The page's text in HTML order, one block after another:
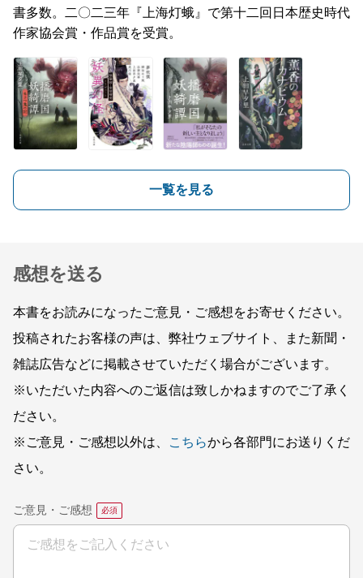
書多数。二〇二三年『上海灯蛾』で第十二回日本歴史時代
作家協会賞・作品賞を受賞。
一覧を見る
感想を送る
本書をお読みになったご意見・ご感想をお寄せください。
投稿されたお客様の声は、弊社ウェブサイト、また新聞・
雑誌広告などに掲載させていただく場合がございます。
※いただいた内容へのご返信は致しかねますのでご了承く
ださい。
※ご意見・ご感想以外は、
こちらから各部門にお送りくだ
さい。
ご意見・ご感想